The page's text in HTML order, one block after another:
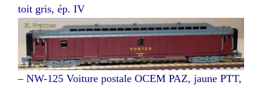
toit gris, ép. IV
– NW-125 Voiture postale OCEM PAZ, jaune PTT,